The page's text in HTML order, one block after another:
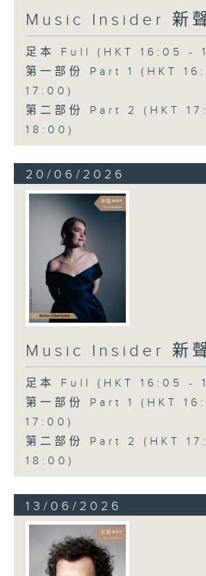
Music Insider 新
足本 Full (HKT 16:05 -
第一部份 Part 1 (HKT
17:00)
第二部份 Part 2 (HKT
18:00)
20/06/2026
Music Insider 新
足本 Full (HKT 16:05 -
第一部份 Part 1 (HKT
17:00)
第二部份 Part 2 (HKT
18:00)
13/06/2026